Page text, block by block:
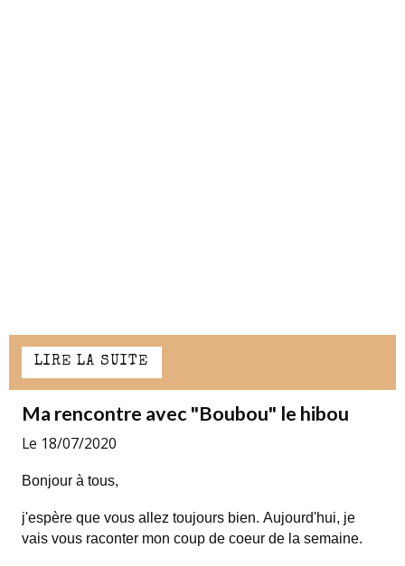
LIRE LA SUITE
Ma rencontre avec "Boubou" le hibou
Le 18/07/2020
Bonjour à tous,
j'espère que vous allez toujours bien. Aujourd'hui, je
vais vous raconter mon coup de coeur de la semaine.